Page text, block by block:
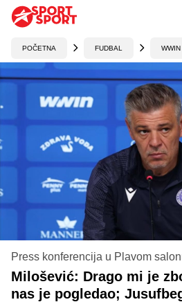
POČETNA FUDBAL
Press konferencija u Plavom
Milošević: Drago mi je
nas je pogledao;